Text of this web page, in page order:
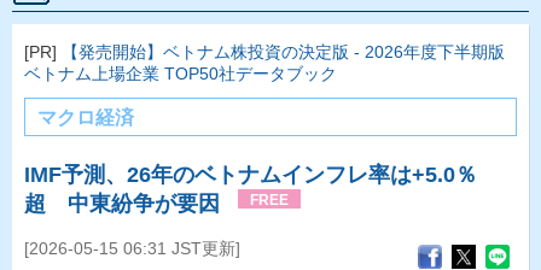
[PR]
【発売開始】ベトナム株投資の決定版 - 2026年度下半期版
ベトナム上場企業 TOP50社データブック
マクロ経済
IMF予測、26年のベトナムインフレ率は+5.0％
超 中東紛争が要因
FREE
[2026-05-15 06:31 JST更新]